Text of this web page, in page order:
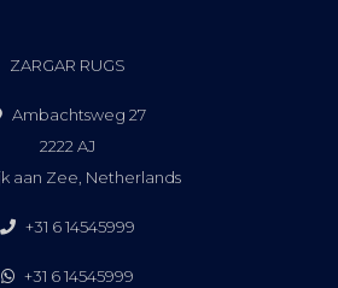
ZARGAR RUGS
Ambachtsweg 27
2222 AJ
aan Zee, Netherlands
+31 6 14545999
+31 6 14545999